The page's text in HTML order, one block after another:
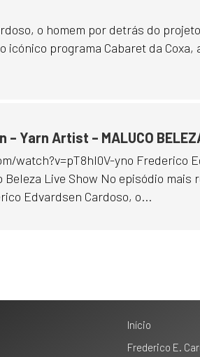
o homem por detrás do
icónico programa Cabaret da
Yarn Artist – MALUCO
watch?v=pT8hI0V-yno Frederico
Beleza Live Show No episódio mais
Edvardsen Cardoso, o...
Início
Frederico E.